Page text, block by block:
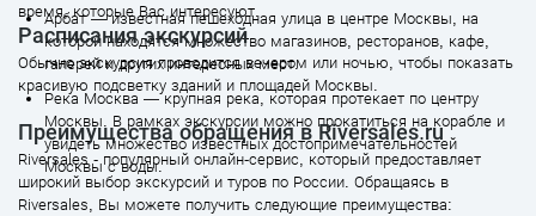
Арбат — известная пешеходная улица в центре Москвы, на
которой находятся множество магазинов, ресторанов, кафе,
галерей и других интересных мест.
Река Москва — крупная река, которая протекает по центру
Москвы. В рамках экскурсии можно прокатиться на корабле и
увидеть множество известных достопримечательностей
Москвы с воды.
время, которые Вас интересуют.
Расписания экскурсий
Обычно экскурсия проводится вечером или ночью, чтобы показать
красивую подсветку зданий и площадей Москвы.
Преимущества обращения в Riversales.ru
Riversales - популярный онлайн-сервис, который предоставляет
широкий выбор экскурсий и туров по России. Обращаясь в
Riversales, Вы можете получить следующие преимущества: